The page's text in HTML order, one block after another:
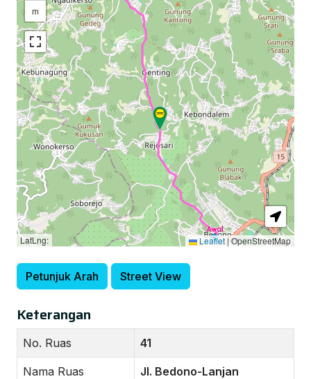
m
LatLng: Leaflet |OpenStreetMap
Petunjuk Arah Street View
Keterangan
No. Ruas 41
Nama Ruas Jl. Bedono-Lanjan